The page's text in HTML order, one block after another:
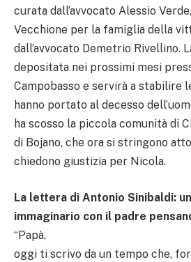
curata dall’avvocato Alessio
Vecchione per la famiglia della
dall’avvocato Demetrio Rivellino.
depositata nei prossimi mesi
Campobasso e servirà a stabilire
hanno portato al decesso
ha scosso la piccola comunità di
di Bojano, che ora si stringono
chiedono giustizia per Nicola.
La lettera di Antonio Sinibaldi:
immaginario con il padre
“Papà,
oggi ti scrivo da un tempo che,